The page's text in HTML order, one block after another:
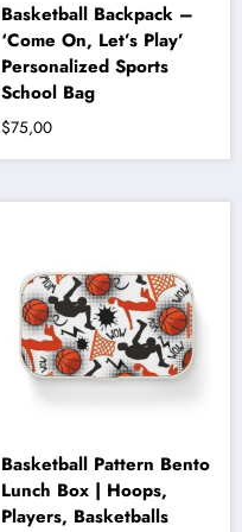
Basketball Backpack –
‘Come On, Let’s Play’
Personalized Sports
School Bag
$75,00
Basketball Pattern Bento
Lunch Box | Hoops,
Players, Basketballs